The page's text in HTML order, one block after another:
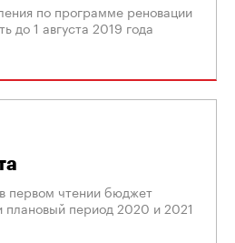
по программе реновации
до 1 августа 2019 года
первом чтении бюджет
плановый период 2020 и 2021